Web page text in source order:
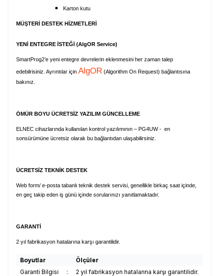
Karton kutu
MÜŞTERİ DESTEK HİZMETLERİ
YENİ ENTEGRE İSTEĞİ (AlgOR Service)
SmartProg2’e yeni entegre devrelerin eklenmesini her zaman talep
edebilrisiniz. Ayrıntılar için AlgOR (Algorithm On Request) bağlantısına
bakınız.
ÖMÜR BOYU ÜCRETSİZ YAZILIM GÜNCELLEME
ELNEC cihazlarında kullanılan kontrol yazılımının – PG4UW - en
sonsürümüne ücretsiz olarak bu bağlantıdan ulaşabilirsiniz.
ÜCRETSİZ TEKNİK DESTEK
Web form/ e-posta tabanlı teknik destek servisi, genellikle birkaç saat içinde,
en geç takip eden iş günü içinde sorularınızı yanıtlamaktadır.
GARANTİ
2 yıl fabrikasyon hatalarına karşı garantilidir.
Boyutlar
Ölçüler
Garanti Bilgisi
: 2 yıl fabrikasyon hatalarına karşı garantilidir.